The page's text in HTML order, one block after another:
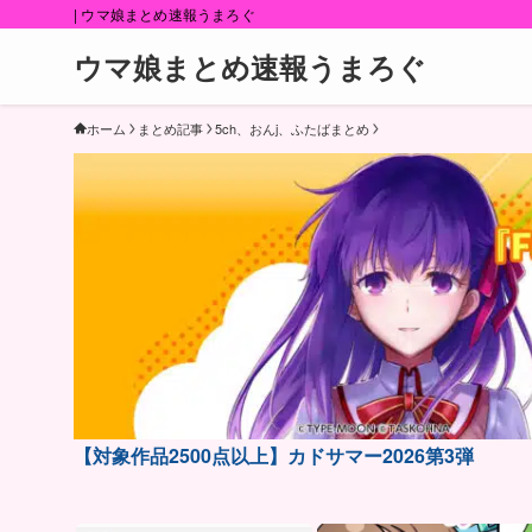
| ウマ娘まとめ速報うまろぐ
ウマ娘まとめ速報うまろぐ
ホーム まとめ記事 5ch、おんj、ふたばまとめ
【対象作品2500点以上】カドサマー2026第3弾